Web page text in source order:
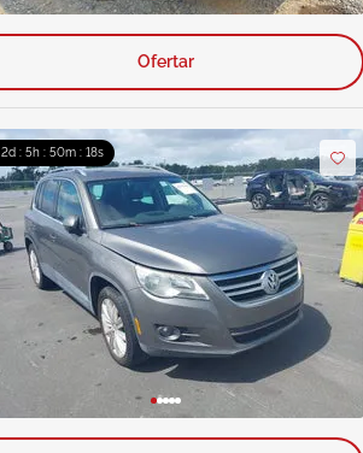
Ofertar
2d : 5h : 50m : 16s